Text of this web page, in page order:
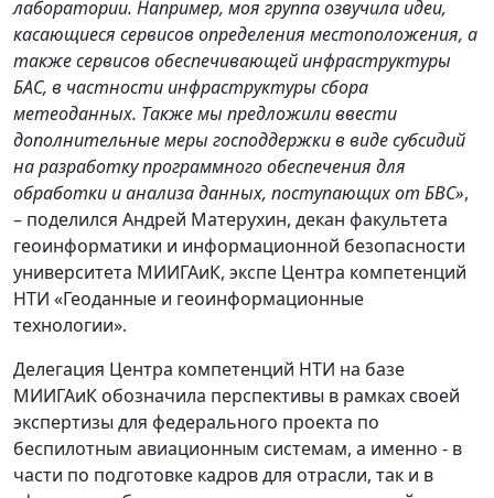
лаборатории. Например, моя группа озвучила идеи,
касающиеся сервисов определения местоположения, а
также сервисов обеспечивающей инфраструктуры
БАС, в частности инфраструктуры сбора
метеоданных. Также мы предложили ввести
дополнительные меры господдержки в виде субсидий
на разработку программного обеспечения для
обработки и анализа данных, поступающих от БВС»,
– поделился Андрей Матерухин, декан факультета
геоинформатики и информационной безопасности
университета МИИГАиК, экспе Центра компетенций
НТИ «Геоданные и геоинформационные
технологии».
Делегация Центра компетенций НТИ на базе
МИИГАиК обозначила перспективы в рамках своей
экспертизы для федерального проекта по
беспилотным авиационным системам, а именно - в
части по подготовке кадров для отрасли, так и в